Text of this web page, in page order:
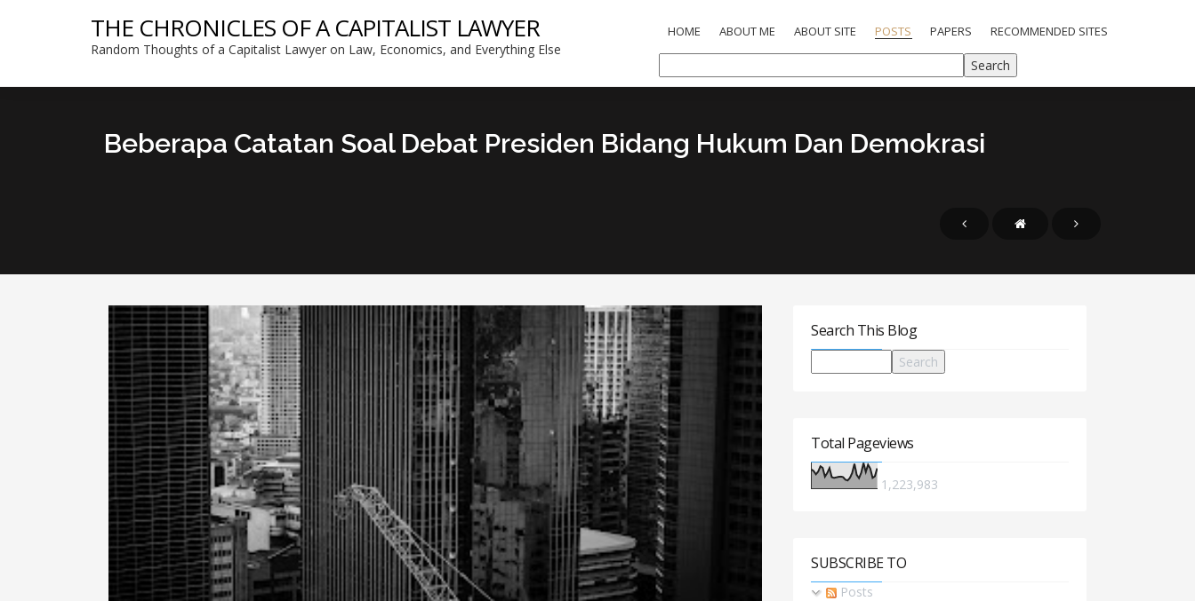
THE CHRONICLES OF A CAPITALIST LAWYER
Random Thoughts of a Capitalist Lawyer on Law, Economics, and Everything Else
HOME ABOUT ME ABOUT SITE POSTS PAPERS RECOMMENDED SITES
Beberapa Catatan Soal Debat Presiden Bidang Hukum Dan Demokrasi
Search This Blog
Total Pageviews
1,223,983
SUBSCRIBE TO
Posts